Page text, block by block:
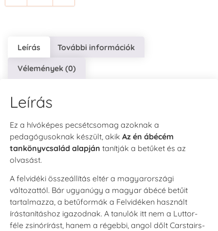
Leírás További információk
Vélemények (0)
Leírás
Ez a hívóképes pecsétcsomag azoknak a
pedagógusoknak készült, akik Az én ábécém
tankönyvcsalád alapján tanítják a betűket és az
olvasást.
A felvidéki összeállítás eltér a magyarországi
változattól. Bár ugyanúgy a magyar ábécé betűit
tartalmazza, a betűformák a Felvidéken használt
írástanításhoz igazodnak. A tanulók itt nem a Luttor-
féle zsinórírást, hanem a régebbi, angol dőlt Carstairs-